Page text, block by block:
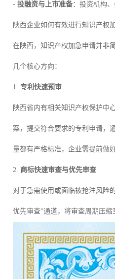
- 投融资与上市准备：投资机构
陕西企业如何有效进行知识产权
在陕西，知识产权加急申请并非
几个核心方向：
1. 专利快速预审
陕西省内有相关知识产权保护中
案，提交符合要求的专利申请，
量都有严格标准，企业需提前做
2. 商标快速审查与优先审查
对于急需使用或面临被抢注风险
优先审查”通道，将审查周期压